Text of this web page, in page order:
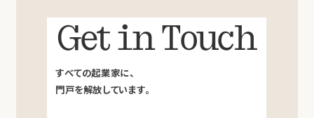
Get in Touch
すべての起業家に、
門戸を解放しています。